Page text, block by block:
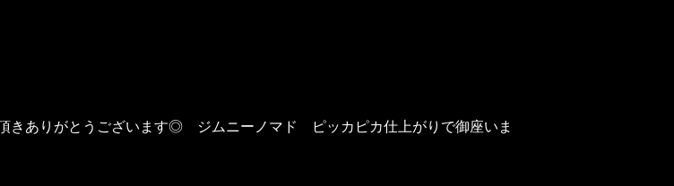
きありがとうございます◎ ジムニーノマド ピッカピカ仕上がりで御座いま